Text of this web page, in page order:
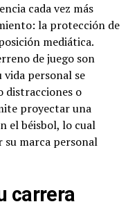
cada vez más
la protección de
mediática.
de juego son
personal se
distracciones o
proyectar una
el béisbol, lo cual
marca personal
carrera